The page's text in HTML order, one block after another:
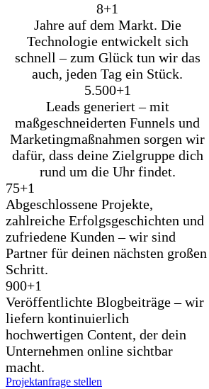
8+1
Jahre auf dem Markt. Die
Technologie entwickelt sich
schnell – zum Glück tun wir das
auch, jeden Tag ein Stück.
5.500+1
Leads generiert – mit
maßgeschneiderten Funnels und
Marketingmaßnahmen sorgen wir
dafür, dass deine Zielgruppe dich
rund um die Uhr findet.
75+1
Abgeschlossene Projekte,
zahlreiche Erfolgsgeschichten und
zufriedene Kunden – wir sind
Partner für deinen nächsten großen
Schritt.
900+1
Veröffentlichte Blogbeiträge – wir
liefern kontinuierlich
hochwertigen Content, der dein
Unternehmen online sichtbar
macht.
Projektanfrage stellen